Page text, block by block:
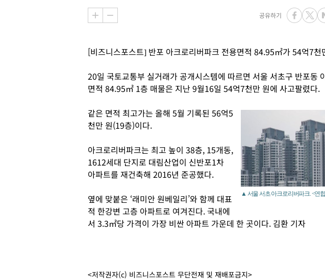
공유하기
[비즈니스포스트] 반포 아크로리버파크 전용면적 84.95㎡가 54억7천
20일 국토교통부 실거래가 공개시스템에 따르면 서울 서초구 반포동
면적 84.95㎡ 1층 매물은 지난 9월16일 54억7천만 원에 사고팔렸다.
▲ 서울 서초 아크로리버파크. <연
같은 면적 최고가는 올해 5월 기록된 56억5
천만 원(19층)이다.
아크로리버파크는 최고 높이 38층, 15개동,
1612세대 단지로 대림산업이 신반포1차
아파트를 재건축해 2016년 준공했다.
옆에 맞붙은 ‘래미안 원베일리’와 함께 대표
적 한강변 고층 아파트로 여겨진다. 국내에
서 3.3㎡당 가격이 가장 비싼 아파트 가운데 한 곳이다. 김환 기자
<저작권자(c) 비즈니스포스트 무단전재 및 재배포금지>